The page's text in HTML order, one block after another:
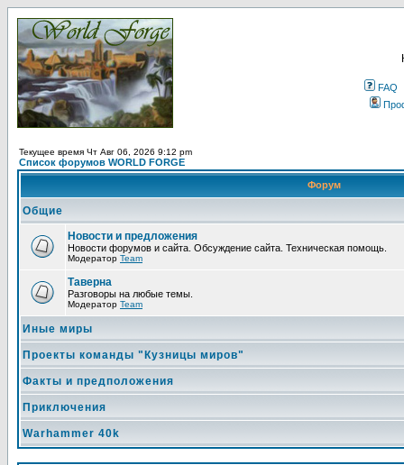
FAQ
Текущее время Чт Авг 06, 2026 9:12 pm
Список форумов WORLD FORGE
Форум
Общие
Новости и предложения
Новости форумов и сайта. Обсуждение сайта. Техническая помощь.
Модератор Team
Таверна
Разговоры на любые темы.
Модератор Team
Иные миры
Проекты команды "Кузницы миров"
Факты и предположения
Приключения
Warhammer 40k